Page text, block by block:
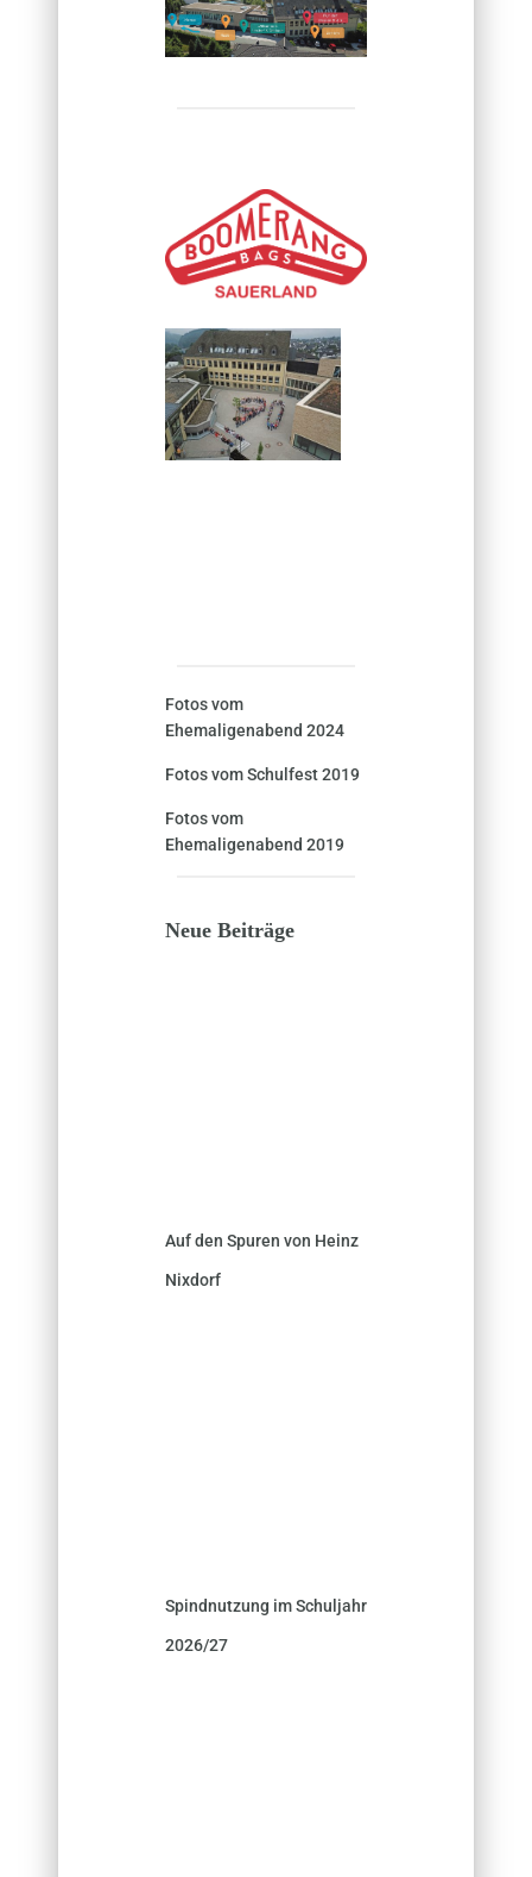
Fotos vom
Ehemaligenabend 2024
Fotos vom Schulfest 2019
Fotos vom
Ehemaligenabend 2019
Neue Beiträge
Auf den Spuren von Heinz
Nixdorf
Spindnutzung im Schuljahr
2026/27